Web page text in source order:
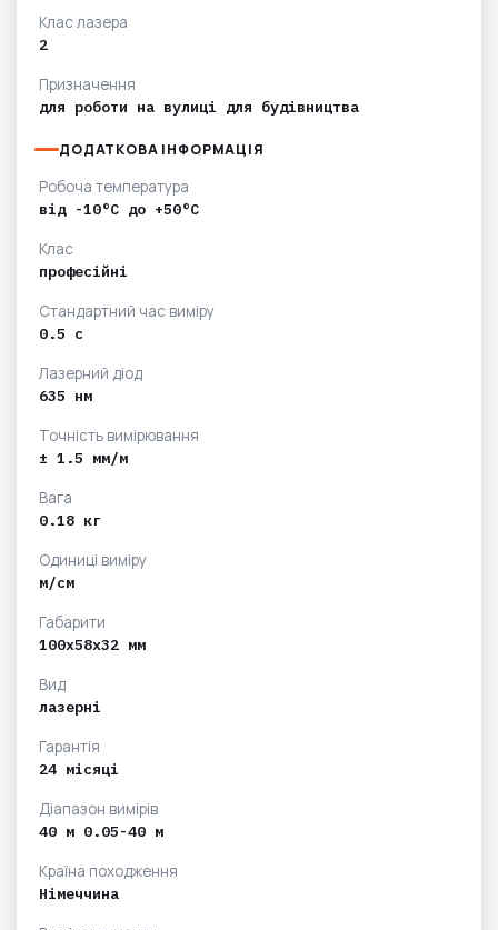
Клас лазера
2
Призначення
для роботи на вулиці для будівництва
ДОДАТКОВА ІНФОРМАЦІЯ
Робоча температура
від -10°C до +50°C
Клас
професійні
Стандартний час виміру
0.5 c
Лазерний діод
635 нм
Точність вимірювання
± 1.5 мм/м
Вага
0.18 кг
Одиниці виміру
м/см
Габарити
100х58х32 мм
Вид
лазерні
Гарантія
24 місяці
Діапазон вимірів
40 м 0.05-40 м
Країна походження
Німеччина